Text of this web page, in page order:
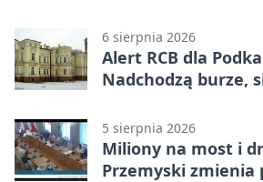
6 sierpnia 2026
Alert RCB dla
Nadchodzą burze,
5 sierpnia 2026
Miliony na most i
Przemyski zmienia